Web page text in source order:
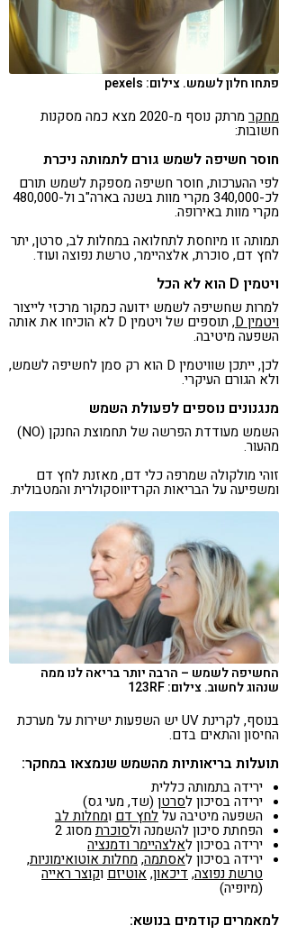
פתחו חלון לשמש. צילום: pexels
מחקר מרתק נוסף מ-2020 מצא כמה מסקנות
חשובות:
חוסר חשיפה לשמש גורם לתמותה ניכרת
לפי ההערכות, חוסר חשיפה מספקת לשמש תורם
לכ-340,000 מקרי מוות בשנה בארה"ב ול-480,000
מקרי מוות באירופה.
תמותה זו מיוחסת לתחלואה במחלות לב, סרטן, יתר
לחץ דם, סוכרת, אלצהיימר, טרשת נפוצה ועוד.
ויטמין D הוא לא הכל
למרות שחשיפה לשמש ידועה כמקור מרכזי לייצור
ויטמין D , תוספים של ויטמין D לא הוכיחו את אותה
השפעה מיטיבה.
לכן, ייתכן שוויטמין D הוא רק
סמןלחשיפה לשמש,
ולא הגורם העיקרי.
מנגנונים נוספים לפעולת השמש
השמש מעודדת הפרשה של תחמוצת החנקן (NO)
מהעור.
זוהי מולקולה שמרפה כלי דם, מאזנת לחץ דם
ומשפיעה על הבריאות הקרדיווסקולרית והמטבולית.
החשיפה לשמש – הרבה יותר בריאה לנו ממה
שנהוג לחשוב. צילום: 123RF
בנוסף, לקרינת UV יש השפעות ישירות על מערכת
החיסון והתאים בדם.
תועלות בריאותיות מהשמש שנמצאו במחקר:
ירידה בתמותה כללית
ירידה בסיכון לסרטן (שד, מעי גס)
השפעה מיטיבה עללחץ דם ומחלות לב
הפחתת סיכון להשמנה ולסוכרתמסוג 2
ירידה בסיכון לאלצהיימר ודמנציה
ירידה בסיכון לאסתמה,מחלות אוטואימוניות,
טרשת נפוצה, דיכאון, אוטיזם וקוצר ראייה
(מיופיה)
למאמרים קודמים בנושא: